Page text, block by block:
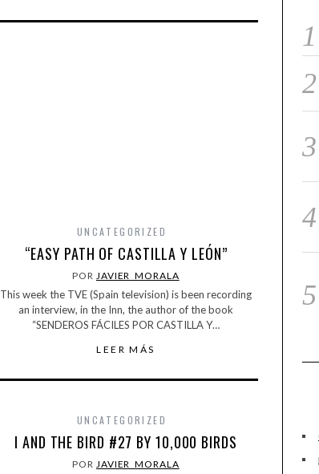
UNCATEGORIZED
“EASY PATH OF CASTILLA Y LEÓN”
POR JAVIER_MORALA
This week the TVE (Spain television) is been recording
an interview, in the Inn, the author of the book
“SENDEROS FÁCILES POR CASTILLA Y…
LEER MÁS
UNCATEGORIZED
I AND THE BIRD #27 BY 10,000 BIRDS
POR JAVIER_MORALA